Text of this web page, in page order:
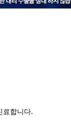
료합니다.